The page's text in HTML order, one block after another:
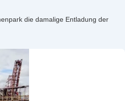
die damalige Entladung der